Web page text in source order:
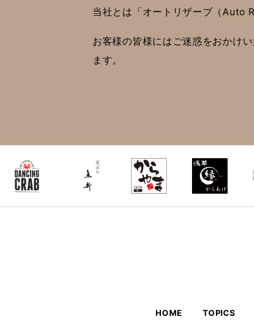
当社とは「オートリザーブ（Auto
お客様の皆様にはご迷惑をおかけ
ます。
HOME TOPICS